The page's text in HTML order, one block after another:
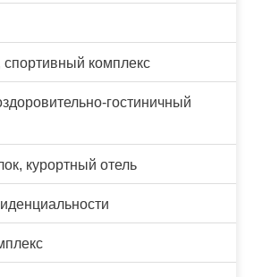
комплекс
гостиничный
курортный отель